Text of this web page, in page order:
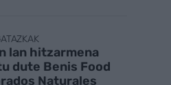
lan hitzarmena
dute Benis Food
Naturales